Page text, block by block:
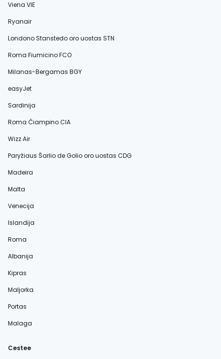
Viena VIE
Ryanair
Londono Stanstedo oro uostas STN
Roma Fiumicino FCO
Milanas-Bergamas BGY
easyJet
Sardinija
Roma Čiampino CIA
Wizz Air
Paryžiaus Šarlio de Golio oro uostas CDG
Madeira
Malta
Venecija
Islandija
Roma
Albanija
Kipras
Maljorka
Portas
Malaga
Cestee